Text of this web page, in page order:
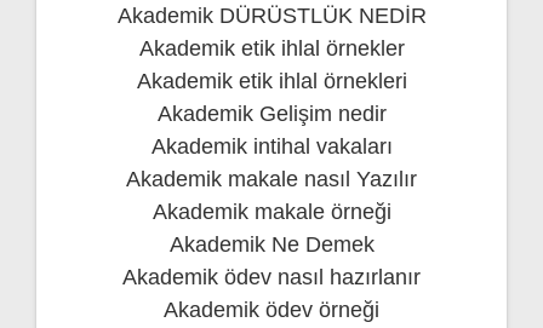
Akademik DÜRÜSTLÜK NEDİR
Akademik etik ihlal örnekler
Akademik etik ihlal örnekleri
Akademik Gelişim nedir
Akademik intihal vakaları
Akademik makale nasıl Yazılır
Akademik makale örneği
Akademik Ne Demek
Akademik ödev nasıl hazırlanır
Akademik ödev örneği